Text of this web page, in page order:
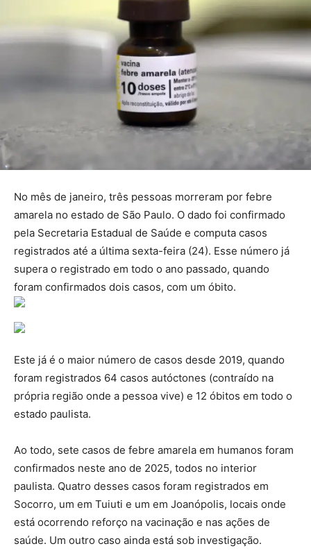
No mês de janeiro, três pessoas morreram por febre
amarela no estado de São Paulo. O dado foi confirmado
pela Secretaria Estadual de Saúde e computa casos
registrados até a última sexta-feira (24). Esse número já
supera o registrado em todo o ano passado, quando
foram confirmados dois casos, com um óbito.
Este já é o maior número de casos desde 2019, quando
foram registrados 64 casos autóctones (contraído na
própria região onde a pessoa vive) e 12 óbitos em todo o
estado paulista.
Ao todo, sete casos de febre amarela em humanos foram
confirmados neste ano de 2025, todos no interior
paulista. Quatro desses casos foram registrados em
Socorro, um em Tuiuti e um em Joanópolis, locais onde
está ocorrendo reforço na vacinação e nas ações de
saúde. Um outro caso ainda está sob investigação.